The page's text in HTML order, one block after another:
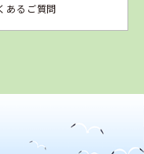
予 約
あるご質問